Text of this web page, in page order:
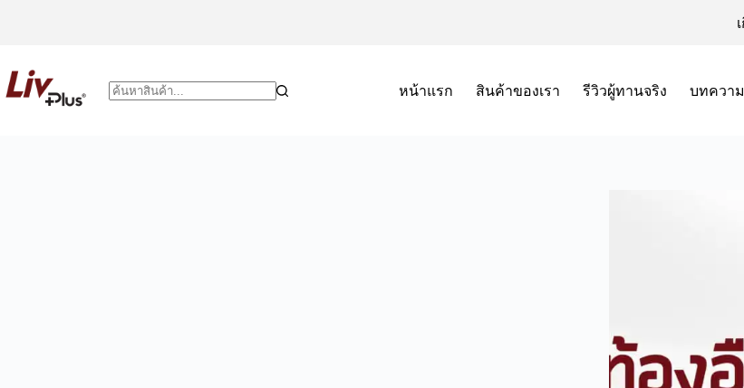
หน้าแรก สินค้าของเรา รีวิวผู้ทานจริง บทความ